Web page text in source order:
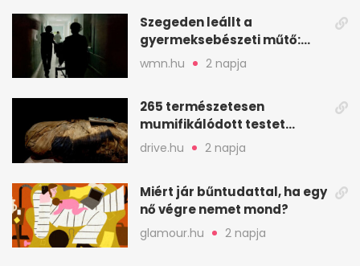
Szegeden leállt a
gyermeksebészeti műtő:
elfogytak a tartalékok
wmn.hu 2 napja
265 természetesen
mumifikálódott testet
találtak egy váci templom
drive.hu 2 napja
Miért jár bűntudattal, ha egy
nő végre nemet mond?
glamour.hu 2 napja